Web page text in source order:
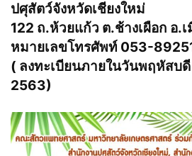
ปศุสัตว์จังหวัดเชียงใหม่
122 ถ.ห้วยแก้ว ต.ช้างเผือก อ.เ
หมายเลขโทรศัพท์ 053-
( ลงทะเบียนภายในวันพฤหัสบ
2563)